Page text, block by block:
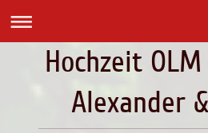
Hochzeit
Alexander